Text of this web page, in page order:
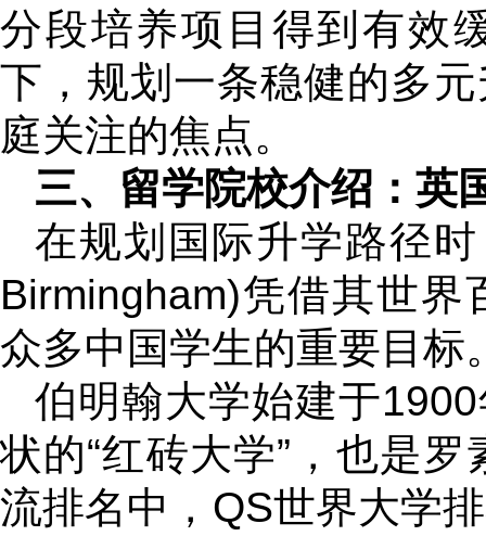
分段培养项目得到有效
下，规划一条稳健的多
庭关注的焦点。
三、留学院校介绍：英
在规划国际升学路径
Birmingham)凭借其世
众多中国学生的重要目标
伯明翰大学始建于
状的“红砖大学”，也是
流排名中，QS世界大学